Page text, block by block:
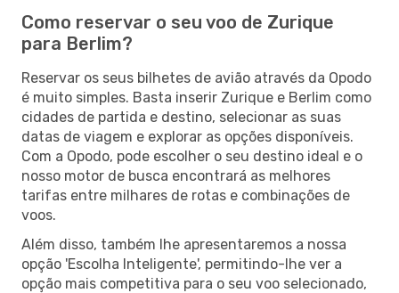
Como reservar o seu voo de Zurique
para Berlim?
Reservar os seus bilhetes de avião através da Opodo
é muito simples. Basta inserir Zurique e Berlim como
cidades de partida e destino, selecionar as suas
datas de viagem e explorar as opções disponíveis.
Com a Opodo, pode escolher o seu destino ideal e o
nosso motor de busca encontrará as melhores
tarifas entre milhares de rotas e combinações de
voos.
Além disso, também lhe apresentaremos a nossa
opção 'Escolha Inteligente', permitindo-lhe ver a
opção mais competitiva para o seu voo selecionado,